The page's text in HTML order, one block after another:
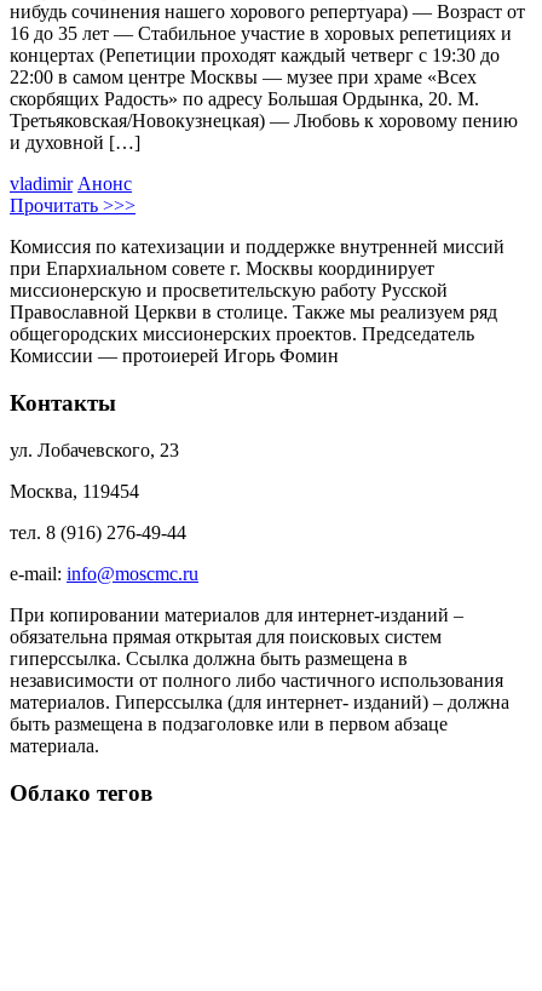
нибудь сочинения нашего хорового репертуара) — Возраст от
16 до 35 лет — Стабильное участие в хоровых репетициях и
концертах (Репетиции проходят каждый четверг с 19:30 до
22:00 в самом центре Москвы — музее при храме «Всех
скорбящих Радость» по адресу Большая Ордынка, 20. М.
Третьяковская/Новокузнецкая) — Любовь к хоровому пению
и духовной […]
vladimir Анонс
Прочитать >>>
Комиссия по катехизации и поддержке внутренней миссий
при Епархиальном совете г. Москвы координирует
миссионерскую и просветительскую работу Русской
Православной Церкви в столице. Также мы реализуем ряд
общегородских миссионерских проектов. Председатель
Комиссии — протоиерей Игорь Фомин
Контакты
ул. Лобачевского, 23
Москва, 119454
тел. 8 (916) 276-49-44
e-mail: info@moscmc.ru
При копировании материалов для интернет-изданий –
обязательна прямая открытая для поисковых систем
гиперссылка. Ссылка должна быть размещена в
независимости от полного либо частичного использования
материалов. Гиперссылка (для интернет- изданий) – должна
быть размещена в подзаголовке или в первом абзаце
материала.
Облако тегов